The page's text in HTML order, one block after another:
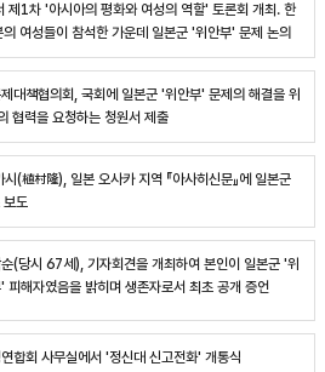
제1차 '아시아의 평화와 여성의 역할' 토론회 개최. 한
여성들이 참석한 가운데 일본군 '위안부' 문제 논의
대책협의회, 국회에 일본군 '위안부' 문제의 해결을 위
협력을 요청하는 청원서 제출
(植村隆), 일본 오사카 지역 『아사히신문』에 일본군
보도
(당시 67세), 기자회견을 개최하여 본인이 일본군 '위
피해자였음을 밝히며 생존자로서 최초 공개 증언
합회 사무실에서 '정신대 신고전화' 개통식